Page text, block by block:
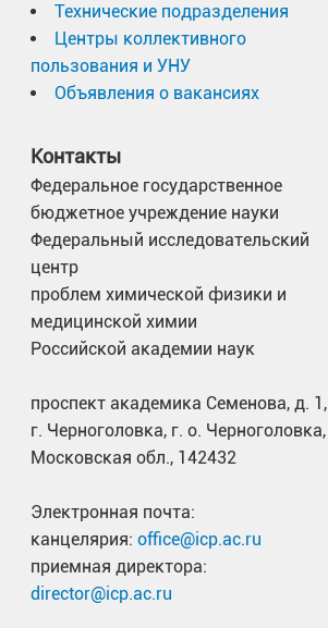
Технические подразделения
Центры коллективного
пользования и УНУ
Объявления о вакансиях
Контакты
Федеральное государственное
бюджетное учреждение науки
Федеральный исследовательский
центр
проблем химической физики и
медицинской химии
Российской академии наук
проспект академика Семенова, д. 1,
г. Черноголовка, г. о. Черноголовка,
Московская обл., 142432
Электронная почта:
канцелярия: office@icp.ac.ru
приемная директора:
director@icp.ac.ru